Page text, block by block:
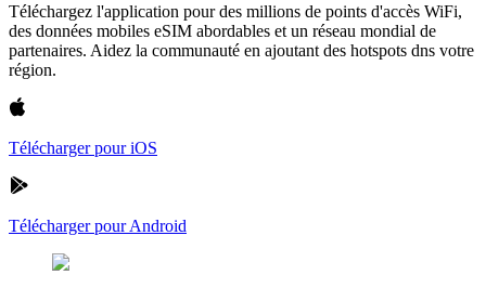
Téléchargez l'application pour des millions de points d'accès WiFi,
des données mobiles eSIM abordables et un réseau mondial de
partenaires. Aidez la communauté en ajoutant des hotspots dns votre
région.
Télécharger pour iOS
Télécharger pour Android